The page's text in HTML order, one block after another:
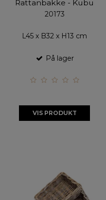
Rattanbakke - Kubu
20173
L45 x B32 x H13 cm
På lager
VIS PRODUKT